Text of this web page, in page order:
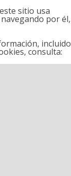
sitio usa
por él,
incluido
consulta: